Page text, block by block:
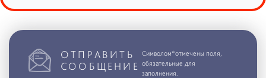
ОТПРАВИТЬ
СООБЩЕНИЕ
Символом*отмечены поля,
обязательные для
заполнения.